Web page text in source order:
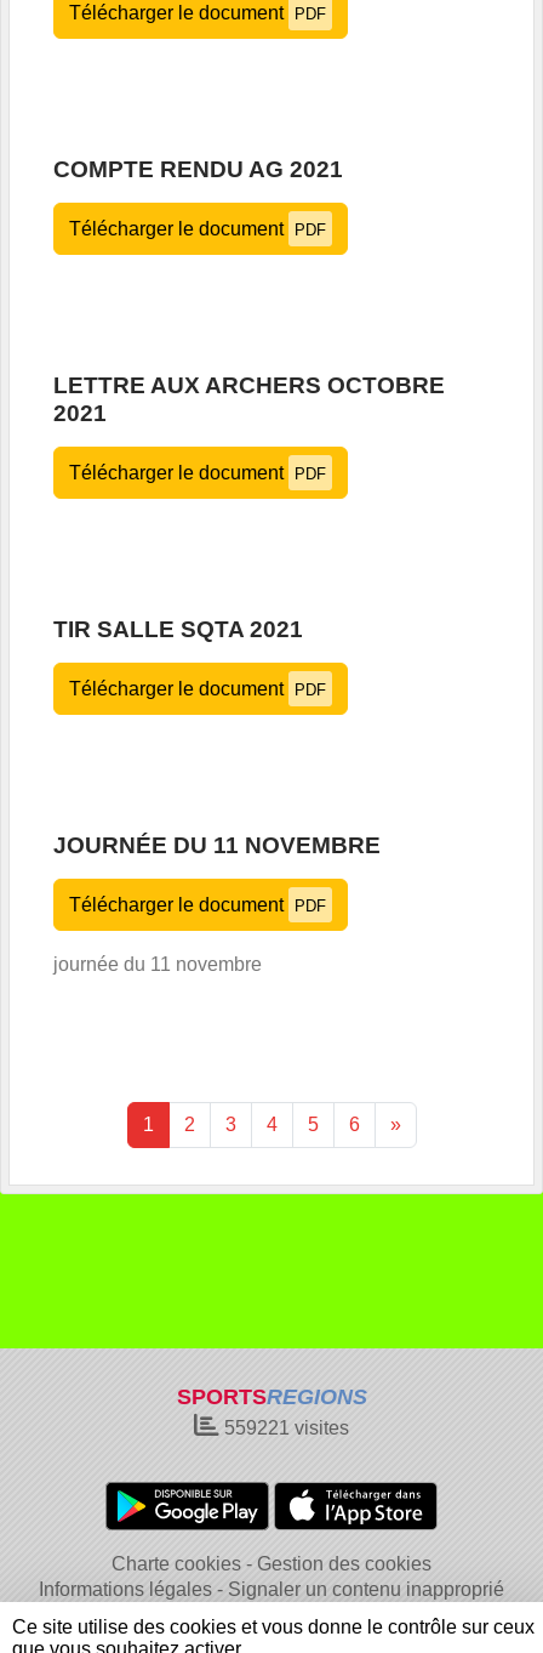
Télécharger le document PDF
COMPTE RENDU AG 2021
Télécharger le document PDF
LETTRE AUX ARCHERS OCTOBRE
2021
Télécharger le document PDF
TIR SALLE SQTA 2021
Télécharger le document PDF
JOURNÉE DU 11 NOVEMBRE
Télécharger le document PDF
journée du 11 novembre
1 2 3 4 5 6 »
SPORTSREGIONS
559221 visites
Charte cookies
Gestion des cookies
Informations légales
Signaler un contenu inapproprié
Ce site utilise des cookies et vous donne le contrôle sur ceux
que vous souhaitez activer